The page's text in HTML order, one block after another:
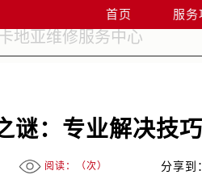
首页 服务
谜：专业解决技
阅读：（次） 分享到